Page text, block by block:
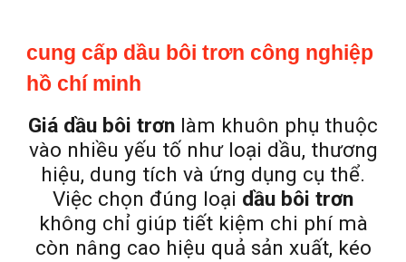
cung cấp dầu bôi trơn công nghiệp
hồ chí minh
Giá dầu bôi trơn làm khuôn phụ thuộc
vào nhiều yếu tố như loại dầu, thương
hiệu, dung tích và ứng dụng cụ thể.
Việc chọn đúng loại dầu bôi trơn
không chỉ giúp tiết kiệm chi phí mà
còn nâng cao hiệu quả sản xuất, kéo